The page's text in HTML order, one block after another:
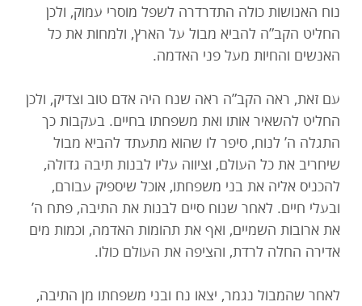
נוח האנושות כולה התדרדרה לשפל מוסרי עמוק, ולכן
החליט הקב”ה להביא מבול על הארץ, ולמחות את כל
האנשים והחיות מעל פני האדמה.
עם זאת, ראה הקב”ה ראה שנח היה אדם טוב וצדיק, ולכן
החליט להשאיר אותו ואת משפחתו בחיים. בעקבות כך
התגלה ה’ לנוח, סיפר לו שהוא מתעתד להביא מבול
שיחריב את כל העולם, וציווה עליו לבנות תיבה גדולה,
להכניס אליה את בני משפחתו, אוכל שיספיק עבורם,
ובעלי חיים. לאחר שנוח סיים לבנות את התיבה, פתח ה’
את ארובות השמיים, ואף את תהומות האדמה, וכמות מים
אדירה החלה לרדת, והציפה את העולם כולו.
לאחר שהמבול נגמר, יצאו נח ובני משפחתו מן התיבה,